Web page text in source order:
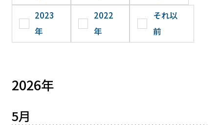
2023
年
2022
年
それ以
前
2026年
5月